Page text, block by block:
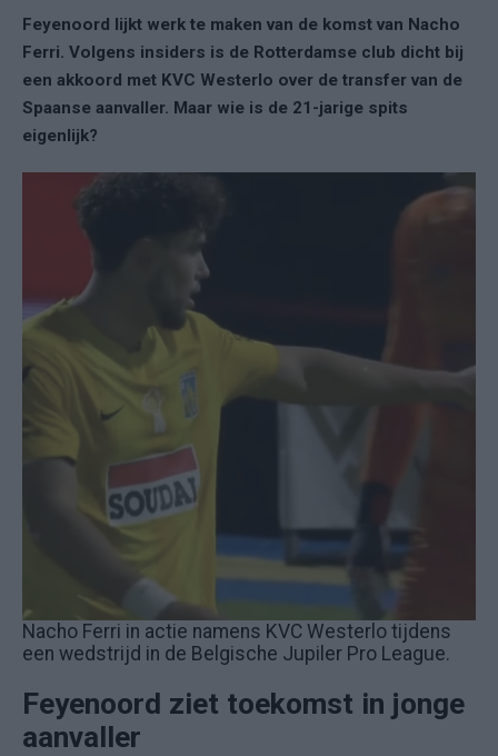
Feyenoord lijkt werk te maken van de komst van Nacho
Ferri. Volgens insiders is de Rotterdamse club dicht bij
een akkoord met KVC Westerlo over de transfer van de
Spaanse aanvaller. Maar wie is de 21-jarige spits
eigenlijk?
Nacho Ferri in actie namens KVC Westerlo tijdens
een wedstrijd in de Belgische Jupiler Pro League.
Feyenoord ziet toekomst in jonge
aanvaller